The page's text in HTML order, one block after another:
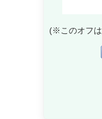
(※このオフは